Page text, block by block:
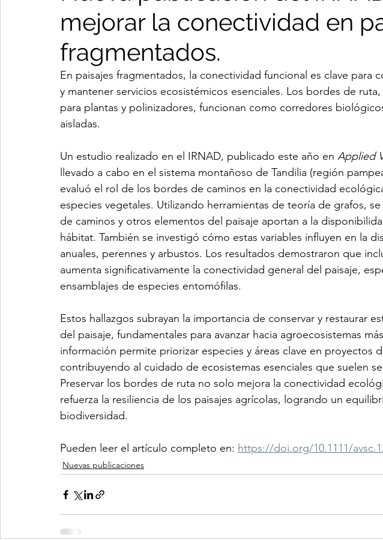
mejorar la conectividad en
fragmentados.
En paisajes fragmentados, la conectividad funcional es clave para
y mantener servicios ecosistémicos esenciales. Los bordes de
para plantas y polinizadores, funcionan como corredores
aisladas.
Un estudio realizado en el IRNAD, publicado este año en Applied
llevado a cabo en el sistema montañoso de Tandilia (región
evaluó el rol de los bordes de caminos en la conectividad
especies vegetales. Utilizando herramientas de teoría de grafos,
de caminos y otros elementos del paisaje aportan a la
hábitat. También se investigó cómo estas variables influyen en la
anuales, perennes y arbustos. Los resultados demostraron que
aumenta significativamente la conectividad general del paisaje,
ensamblajes de especies entomófilas.
Estos hallazgos subrayan la importancia de conservar y restaurar
del paisaje, fundamentales para avanzar hacia agroecosistemas
información permite priorizar especies y áreas clave en proyectos
contribuyendo al cuidado de ecosistemas esenciales que suelen
Preservar los bordes de ruta no solo mejora la conectividad
refuerza la resiliencia de los paisajes agrícolas, logrando un
biodiversidad.
Pueden leer el artículo completo en: https://doi.org/10.1111/
Nuevas publicaciones